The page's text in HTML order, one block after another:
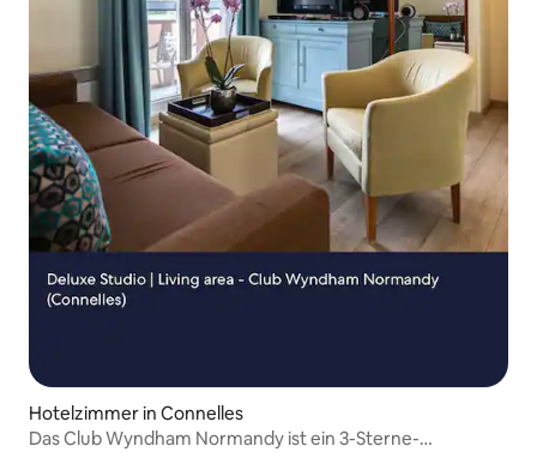
Hotelzimmer in Connelles
Das Club Wyndham Normandy ist ein 3-Sterne-